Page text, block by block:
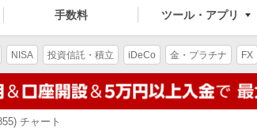
手数料 ツール・アプリ
NISA 投資信託・積立 iDeCo 金・プラチナ FX
チャート